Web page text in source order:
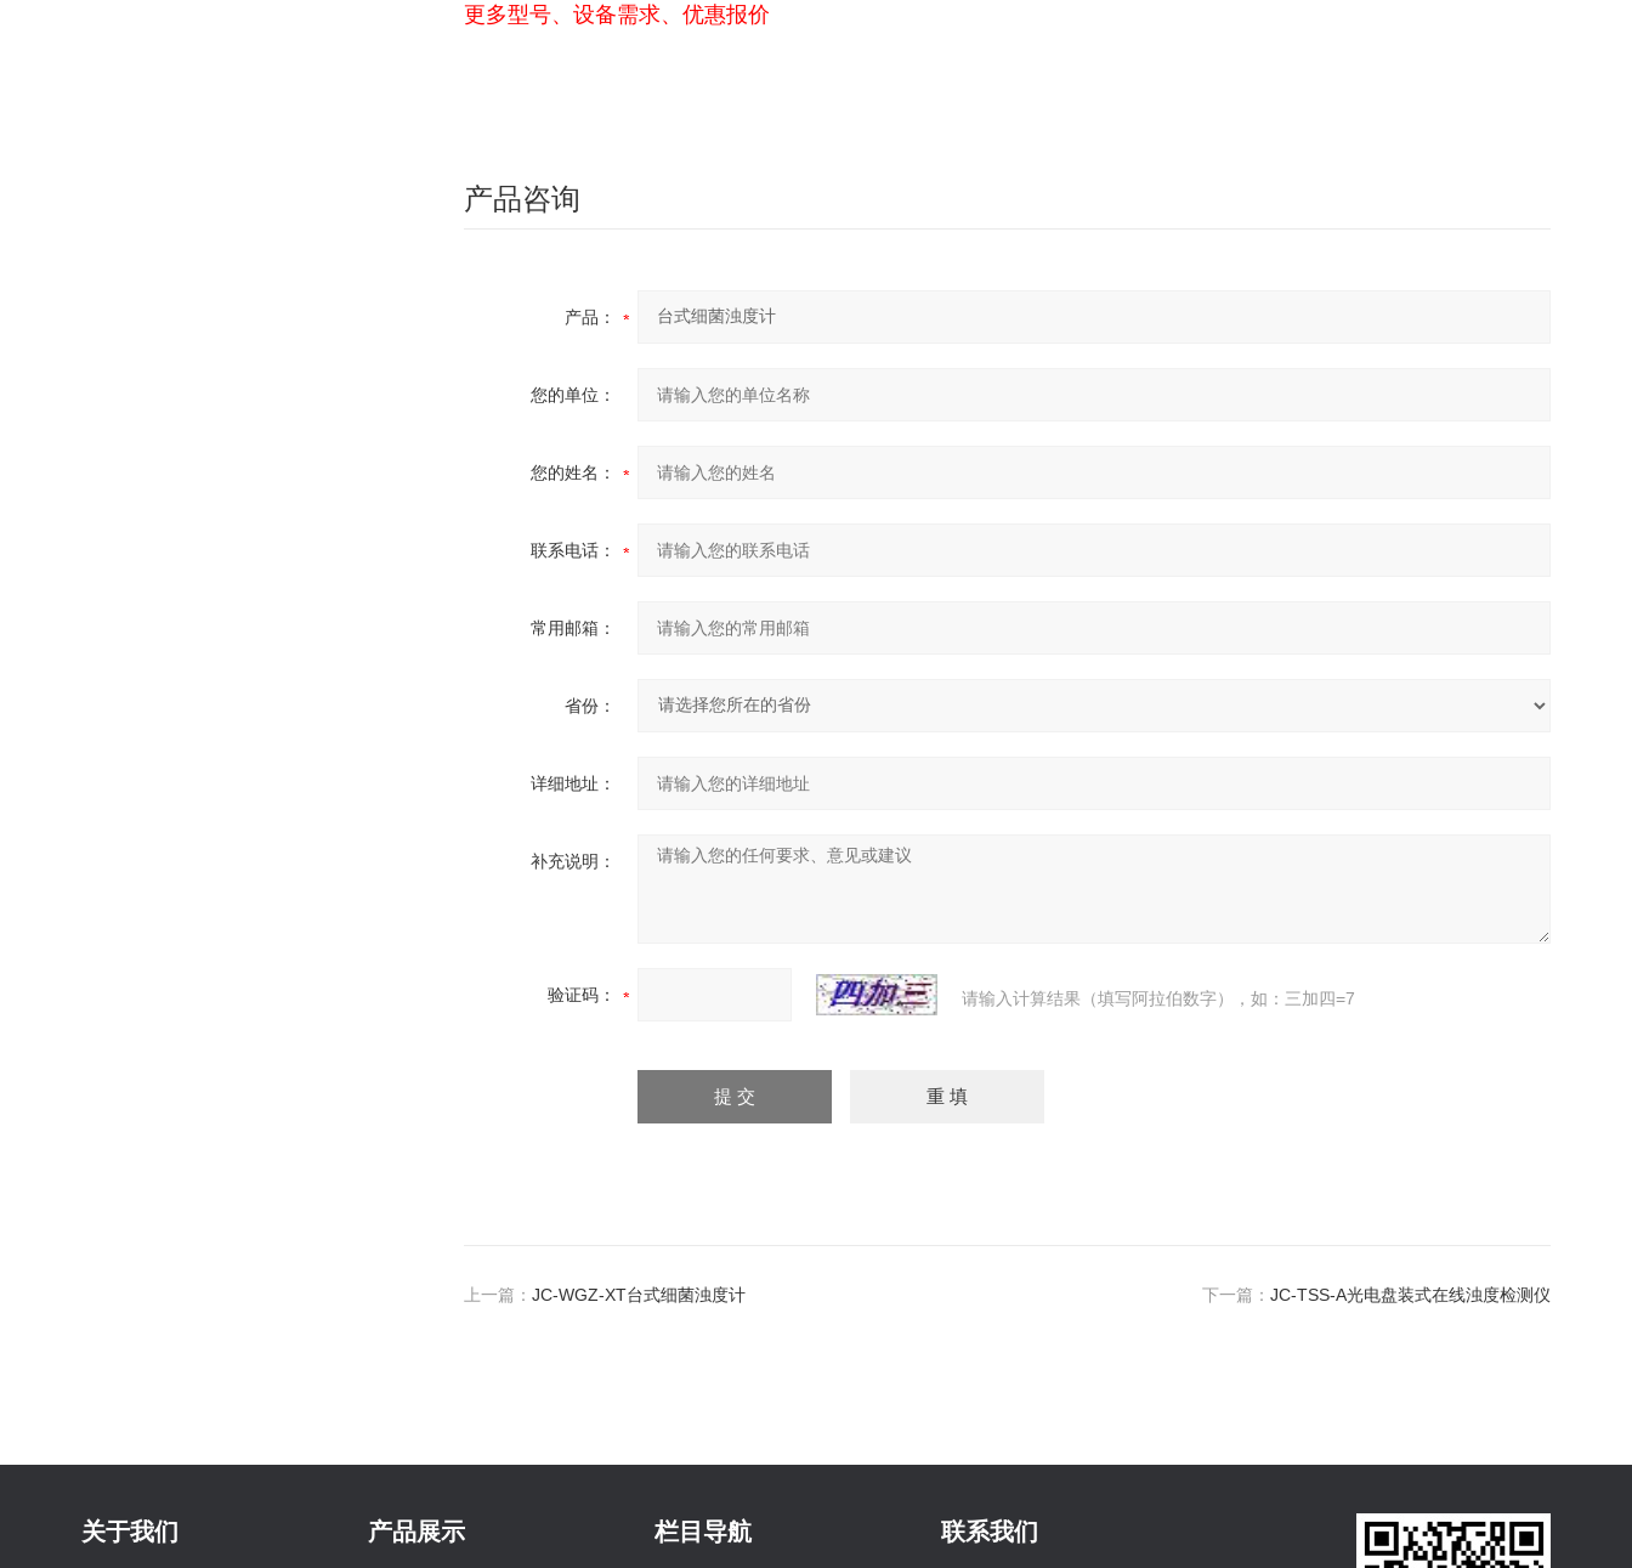
更多型号、设备需求、优惠报价
产品咨询
产品：
您的单位：
您的姓名：
联系电话：
常用邮箱：
省份：
详细地址：
补充说明：
验证码： 请输入计算结果（填写阿拉伯数字），如：三加四=7
上一篇： JC-WGZ-XT台式细菌浊度计 下一篇： JC-TSS-A光电盘装式在线浊度检测仪
关于我们 产品展示 栏目导航 联系我们